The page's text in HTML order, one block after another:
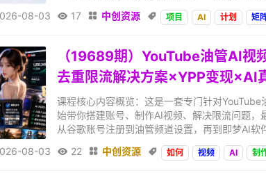
08-03  17  中创资源  项目 AI 计划 矩
（19689期）YouTube油管AI视
去重限流解决方案×YPP变现×AI
课程核心内容概览：这是一套专门针对
始带你搭建账号、制作AI视频、解决限流问题
从谷歌账号注册到油管频道设置，再到即梦AI软
08-03  22  中创资源  如何 视频 AI 制